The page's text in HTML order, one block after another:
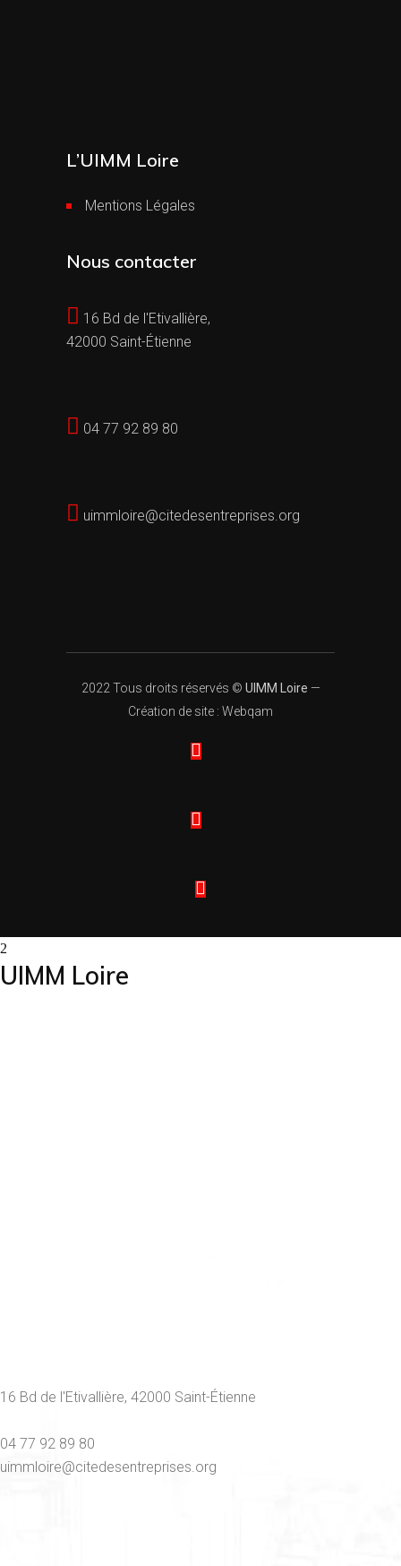
L’UIMM Loire
Mentions Légales
Nous contacter
16 Bd de l'Etivallière,
42000 Saint-Étienne
04 77 92 89 80
uimmloire@citedesentreprises.org
2022 Tous droits réservés © UIMM Loire —
Création de site : Webqam
UIMM Loire
16 Bd de l'Etivallière, 42000 Saint-Étienne
04 77 92 89 80
uimmloire@citedesentreprises.org